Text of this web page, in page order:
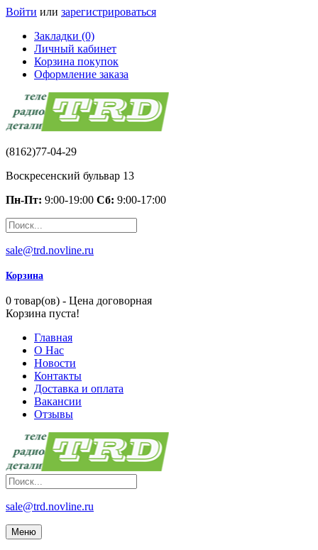
Войти или зарегистрироваться
Закладки (0)
Личный кабинет
Корзина покупок
Оформление заказа
(8162)77-04-29
Воскресенский бульвар 13
Пн-Пт: 9:00-19:00 Сб: 9:00-17:00
sale@trd.novline.ru
Корзина
0 товар(ов) - Цена договорная
Корзина пуста!
Главная
О Нас
Новости
Контакты
Доставка и оплата
Вакансии
Отзывы
sale@trd.novline.ru
Меню